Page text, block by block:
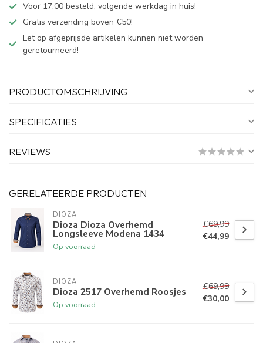
Voor 17:00 besteld, volgende werkdag in huis!
Gratis verzending boven €50!
Let op afgeprijsde artikelen kunnen niet worden
geretourneerd!
PRODUCTOMSCHRIJVING
SPECIFICATIES
REVIEWS
GERELATEERDE PRODUCTEN
DIOZA
Dioza Dioza Overhemd
Longsleeve Modena 1434
Op voorraad
€69,99
€44,99
DIOZA
Dioza 2517 Overhemd Roosjes
Op voorraad
€69,99
€30,00